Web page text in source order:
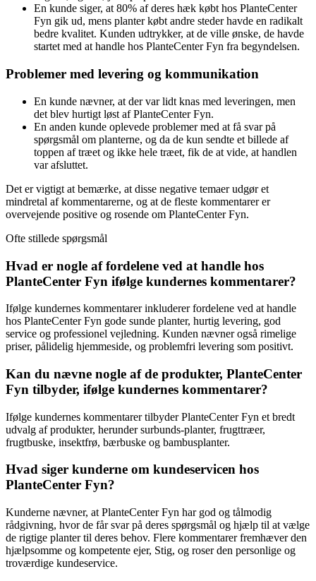
En kunde siger, at 80% af deres hæk købt hos PlanteCenter
Fyn gik ud, mens planter købt andre steder havde en radikalt
bedre kvalitet. Kunden udtrykker, at de ville ønske, de havde
startet med at handle hos PlanteCenter Fyn fra begyndelsen.
Problemer med levering og kommunikation
En kunde nævner, at der var lidt knas med leveringen, men
det blev hurtigt løst af PlanteCenter Fyn.
En anden kunde oplevede problemer med at få svar på
spørgsmål om planterne, og da de kun sendte et billede af
toppen af træet og ikke hele træet, fik de at vide, at handlen
var afsluttet.
Det er vigtigt at bemærke, at disse negative temaer udgør et
mindretal af kommentarerne, og at de fleste kommentarer er
overvejende positive og rosende om PlanteCenter Fyn.
Ofte stillede spørgsmål
Hvad er nogle af fordelene ved at handle hos
PlanteCenter Fyn ifølge kundernes kommentarer?
Ifølge kundernes kommentarer inkluderer fordelene ved at handle
hos PlanteCenter Fyn gode sunde planter, hurtig levering, god
service og professionel vejledning. Kunden nævner også rimelige
priser, pålidelig hjemmeside, og problemfri levering som positivt.
Kan du nævne nogle af de produkter, PlanteCenter
Fyn tilbyder, ifølge kundernes kommentarer?
Ifølge kundernes kommentarer tilbyder PlanteCenter Fyn et bredt
udvalg af produkter, herunder surbunds-planter, frugttræer,
frugtbuske, insektfrø, bærbuske og bambusplanter.
Hvad siger kunderne om kundeservicen hos
PlanteCenter Fyn?
Kunderne nævner, at PlanteCenter Fyn har god og tålmodig
rådgivning, hvor de får svar på deres spørgsmål og hjælp til at vælge
de rigtige planter til deres behov. Flere kommentarer fremhæver den
hjælpsomme og kompetente ejer, Stig, og roser den personlige og
troværdige kundeservice.